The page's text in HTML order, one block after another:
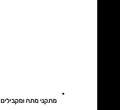
מתקני מתח ומקבילים